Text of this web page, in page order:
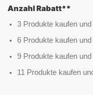
Anzahl Rabatt**
3 Produkte kaufen
6 Produkte kaufen
9 Produkte kaufen
11 Produkte kaufen